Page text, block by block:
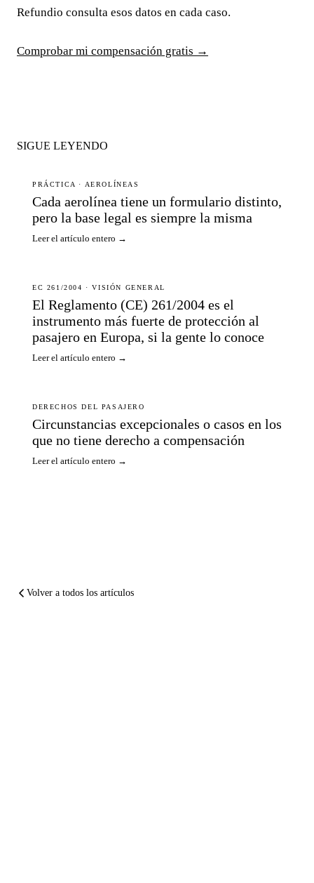
Refundio consulta esos datos en cada caso.
Comprobar mi compensación gratis →
SIGUE LEYENDO
PRÁCTICA · AEROLÍNEAS
Cada aerolínea tiene un formulario distinto,
pero la base legal es siempre la misma
Leer el artículo entero →
EC 261/2004 · VISIÓN GENERAL
El Reglamento (CE) 261/2004 es el
instrumento más fuerte de protección al
pasajero en Europa, si la gente lo conoce
Leer el artículo entero →
DERECHOS DEL PASAJERO
Circunstancias excepcionales o casos en los
que no tiene derecho a compensación
Leer el artículo entero →
Volver a todos los artículos